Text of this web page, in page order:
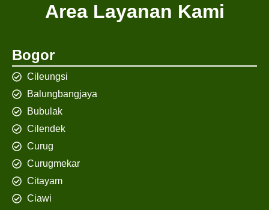
Area Layanan Kami
Bogor
Cileungsi
Balungbangjaya
Bubulak
Cilendek
Curug
Curugmekar
Citayam
Ciawi